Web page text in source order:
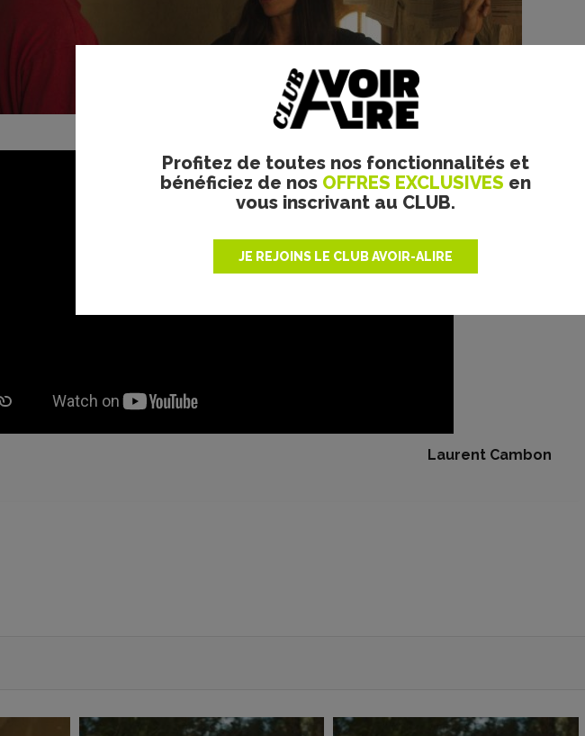
Profitez de toutes nos fonctionnalités et
bénéficiez de nos OFFRES EXCLUSIVES en
vous inscrivant au CLUB.
JE REJOINS LE CLUB AVOIR-ALIRE
© 2026 New Story. Tous droits réservés.
Laurent Cambon